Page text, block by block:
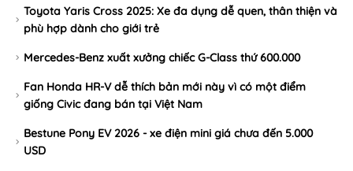
Toyota Yaris Cross 2025: Xe đa dụng dễ quen, thân thiện và
phù hợp dành cho giới trẻ
Mercedes-Benz xuất xưởng chiếc G-Class thứ 600.000
Fan Honda HR-V dễ thích bản mới này vì có một điểm
giống Civic đang bán tại Việt Nam
Bestune Pony EV 2026 - xe điện mini giá chưa đến 5.000
USD